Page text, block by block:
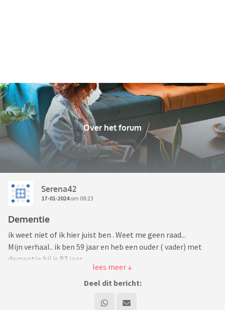
Over het forum
Serena42
17-01-2024om 08:23
Dementie
ik weet niet of ik hier juist ben . Weet me geen raad...
Mijn verhaal.. ik ben 59 jaar en heb een ouder ( vader) met
dementie hij is 83 jaar.
Vorig jaar is hij verhuisd naar een zorg centrum omdat mijn
moeder eerst zei dat ze het niet meer helemaal aan kan
waar hij erg blij is want er wordt iedere dag wat met deze
Deel dit bericht: